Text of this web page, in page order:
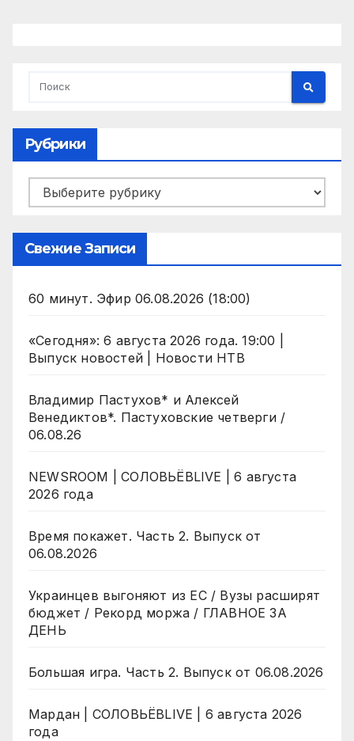
Рубрики
Рубрики
Свежие Записи
60 минут. Эфир 06.08.2026 (18:00)
«Сегодня»: 6 августа 2026 года. 19:00 |
Выпуск новостей | Новости НТВ
Владимир Пастухов* и Алексей
Венедиктов*. Пастуховские четверги /
06.08.26
NEWSROOM | СОЛОВЬЁВLIVE | 6 августа
2026 года
Время покажет. Часть 2. Выпуск от
06.08.2026
Украинцев выгоняют из ЕС / Вузы расширят
бюджет / Рекорд моржа / ГЛАВНОЕ ЗА
ДЕНЬ
Большая игра. Часть 2. Выпуск от 06.08.2026
Мардан | СОЛОВЬЁВLIVE | 6 августа 2026
года